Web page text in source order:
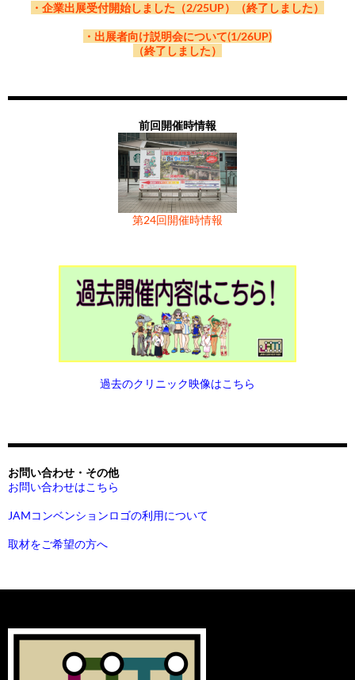
・企業出展受付開始しました（2/25UP）（終了しました）
・出展者向け説明会について(1/26UP)
（終了しました）
前回開催時情報
第24回開催時情報
過去のクリニック映像はこちら
お問い合わせ・その他
お問い合わせはこちら
JAMコンベンションロゴの利用について
取材をご希望の方へ